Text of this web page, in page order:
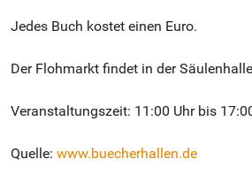
Jedes Buch kostet einen Euro.
Der Flohmarkt findet in der
Veranstaltungszeit: 11:00 Uhr bis
Quelle: www.buecherhallen.de